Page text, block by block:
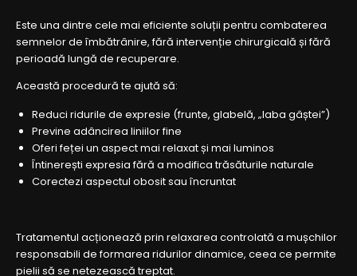
Este una dintre cele mai eficiente soluții pentru combaterea
semnelor de îmbătrânire, fără intervenție chirurgicală și fără
perioadă lungă de recuperare.
Această procedură te ajută să:
Reduci ridurile de expresie (frunte, glabelă, „laba gâștei”)
Previne adâncirea liniilor fine
Oferi feței un aspect mai relaxat și mai luminos
Întinerești expresia fără a modifica trăsăturile naturale
Corectezi aspectul obosit sau încruntat
Tratamentul acționează prin relaxarea controlată a mușchilor
responsabili de formarea ridurilor dinamice, ceea ce permite
pielii să se netezească treptat.